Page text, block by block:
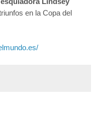
en la Copa del